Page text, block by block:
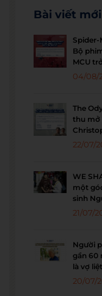
Bài viết
Spider-
Bộ
MCU
04/08/
The
thu mở
22/07/
WE
một
sinh
21/07/
Người
gần 60
là vợ
20/07/